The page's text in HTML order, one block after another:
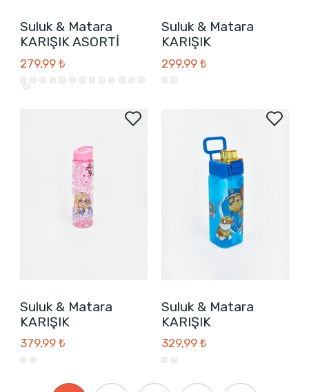
Suluk & Matara
KARIŞIK ASORTİ
279,99 ₺
Suluk & Matara
KARIŞIK
299,99 ₺
Suluk & Matara
KARIŞIK
379,99 ₺
Suluk & Matara
KARIŞIK
329,99 ₺